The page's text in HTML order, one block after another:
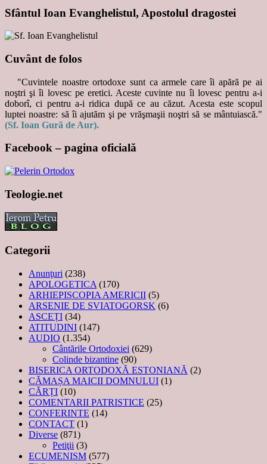
Sfântul Ioan Evanghelistul, Apostolul dragostei
Cuvânt de folos
"Cuvintele noastre ortodoxe sunt ca armele care îi apără pe ai
noştri şi îi lovesc pe eretici. Aceste cuvinte nu îi lovesc pentru a-i
doborî, ci pentru a-i ridica după ce au căzut. Acesta este scopul
luptei noastre: să îi ajutăm şi pe vrăşmaşii noştri să se mântuiască."
(Sf. Ioan Gură de Aur).
Facebook – pagina oficială
Teologie.net
Categorii
Anunţuri (238)
APOLOGETICA (170)
ARHIEPISCOPIA AMERICII (5)
ARSENIE DE SVIATOGORSK (6)
ASCEȚI (34)
ATITUDINI (147)
AUDIO (1.354)
Cântările Ortodoxiei (629)
Colinde bizantine (90)
BISERICA ORTODOXĂ ESTONIANĂ (2)
CĂMAȘA MAICII DOMNULUI (1)
CĂRȚI (10)
COMENTARII PATRISTICE (25)
CONFERINTE (14)
CONTACT (1)
Diverse (871)
Petiţii (3)
ECUMENISM (577)